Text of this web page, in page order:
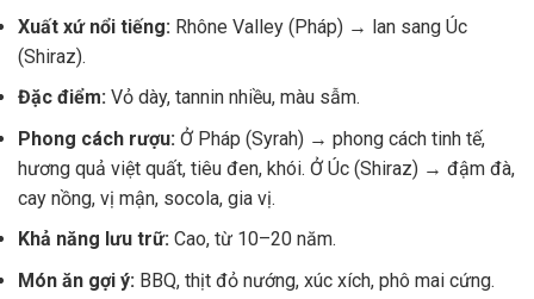
Xuất xứ nổi tiếng: Rhône Valley (Pháp) → lan sang Úc
(Shiraz).
Đặc điểm: Vỏ dày, tannin nhiều, màu sẫm.
Phong cách rượu: Ở Pháp (Syrah) → phong cách tinh tế,
hương quả việt quất, tiêu đen, khói. Ở Úc (Shiraz) → đậm đà,
cay nồng, vị mận, socola, gia vị.
Khả năng lưu trữ: Cao, từ 10–20 năm.
Món ăn gợi ý: BBQ, thịt đỏ nướng, xúc xích, phô mai cứng.